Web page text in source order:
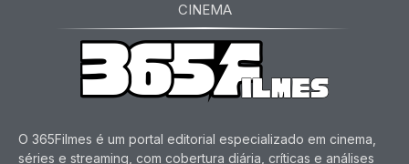
CINEMA
O 365Filmes é um portal editorial especializado em cinema,
séries e streaming, com cobertura diária, críticas e análises